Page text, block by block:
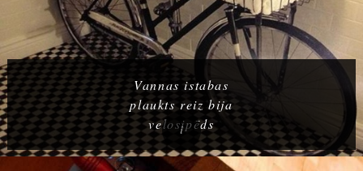
Vannas istabas
plaukts reiz bija
velosipēds